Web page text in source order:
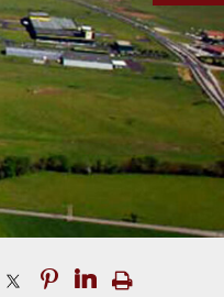
le